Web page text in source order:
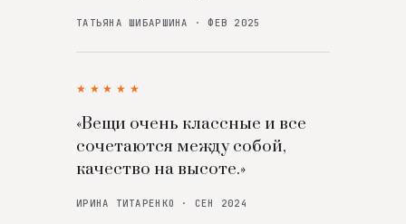
ТАТЬЯНА ШИБАРШИНА · ФЕВ 2025
★★★★★
«Вещи очень классные и все
сочетаются между собой,
качество на высоте.»
ИРИНА ТИТАРЕНКО · СЕН 2024